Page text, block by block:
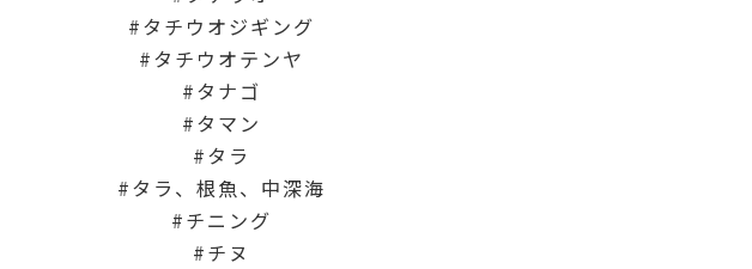
タチウオジギング
タチウオテンヤ
タナゴ
タマン
タラ
タラ、根魚、中深海
チニング
チヌ